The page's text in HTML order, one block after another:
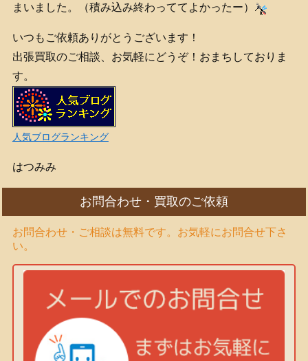
まいました。（積み込み終わっててよかったー）
いつもご依頼ありがとうございます！
出張買取のご相談、お気軽にどうぞ！おまちしておりま
す。
人気ブログランキング
はつみみ
お問合わせ・買取のご依頼
お問合わせ・ご相談は無料です。お気軽にお問合せ下さ
い。